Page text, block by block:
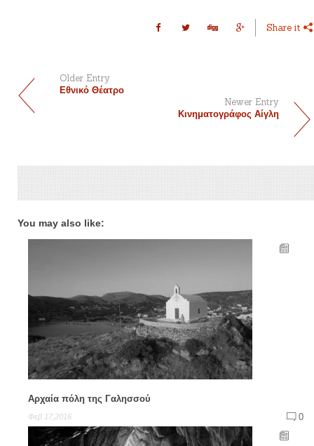
Share it
Older Entry
Εθνικό Θέατρο
Newer Entry
Κινηματογράφος Αίγλη
You may also like:
Αρχαία πόλη της Γαλησσού
Φεβ 17,2016 0